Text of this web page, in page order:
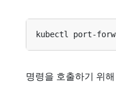
명령을 호출하기 위해